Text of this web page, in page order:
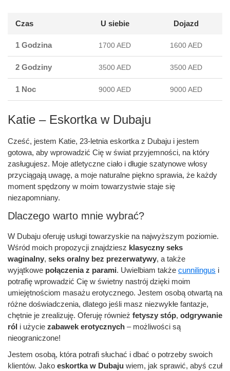
Katie – Eskortka w Dubaju
Cześć, jestem Katie, 23-letnia eskortka z Dubaju i jestem
gotowa, aby wprowadzić Cię w świat przyjemności, na który
zasługujesz. Moje atletyczne ciało i długie szatynowe włosy
przyciągają uwagę, a moje naturalne piękno sprawia, że każdy
moment spędzony w moim towarzystwie staje się
niezapomniany.
Dlaczego warto mnie wybrać?
W Dubaju oferuję usługi towarzyskie na najwyższym poziomie.
Wśród moich propozycji znajdziesz klasyczny seks
waginalny, seks oralny bez prezerwatywy, a także
wyjątkowe połączenia z parami. Uwielbiam także cunnilingus i
potrafię wprowadzić Cię w świetny nastrój dzięki moim
umiejętnościom masażu erotycznego. Jestem osobą otwartą na
różne doświadczenia, dlatego jeśli masz niezwykłe fantazje,
chętnie je zrealizuję. Oferuję również fetyszy stóp, odgrywanie
ról i użycie zabawek erotycznych – możliwości są
nieograniczone!
Jestem osobą, która potrafi słuchać i dbać o potrzeby swoich
klientów. Jako eskortka w Dubaju wiem, jak sprawić, abyś czuł
Czas U siebie Dojazd
1 Godzina 1700 AED 1600 AED
2 Godziny 3500 AED 3500 AED
1 Noc 9000 AED 9000 AED